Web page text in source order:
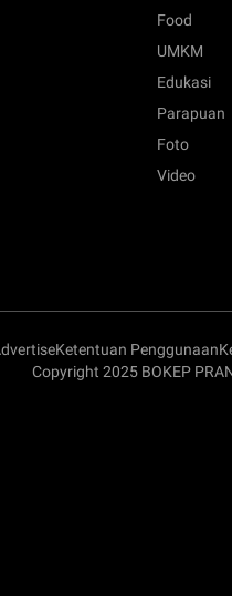
Food
UMKM
Edukasi
Parapuan
Foto
Video
Ketentuan Penggunaan
Copyright 2025 BOKEP